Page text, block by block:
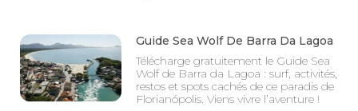
Guide Sea Wolf De Barra Da Lagoa
Télécharge gratuitement le Guide Sea
Wolf de Barra da Lagoa : surf, activités,
restos et spots cachés de ce paradis de
Florianópolis. Viens vivre l’aventure !